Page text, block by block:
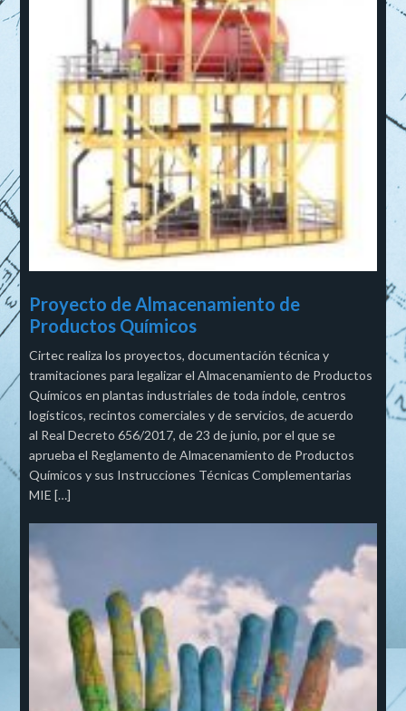
Proyecto de Almacenamiento de
Productos Químicos
Cirtec realiza los proyectos, documentación técnica y
tramitaciones para legalizar el Almacenamiento de Productos
Químicos en plantas industriales de toda índole, centros
logísticos, recintos comerciales y de servicios, de acuerdo
al Real Decreto 656/2017, de 23 de junio, por el que se
aprueba el Reglamento de Almacenamiento de Productos
Químicos y sus Instrucciones Técnicas Complementarias
MIE […]